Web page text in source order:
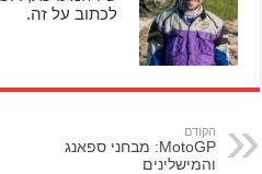
לכתוב על זה.
הקודם
MotoGP: מבחני ספאנג
והמישלינים